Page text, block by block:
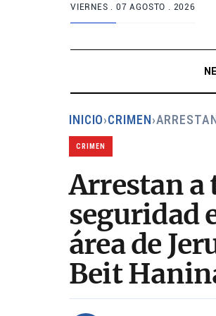
VIERNES . 07 AGOSTO . 2026
INICIO›CRIMEN›
CRIMEN
Arrestan a
seguridad
área de
Beit